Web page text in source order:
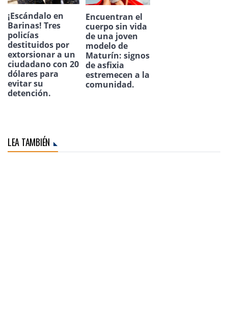
¡Escándalo en
Barinas! Tres
policías
destituidos por
extorsionar a un
ciudadano con 20
dólares para
evitar su
detención.
Encuentran el
cuerpo sin vida
de una joven
modelo de
Maturín: signos
de asfixia
estremecen a la
comunidad.
LEA TAMBIÉN